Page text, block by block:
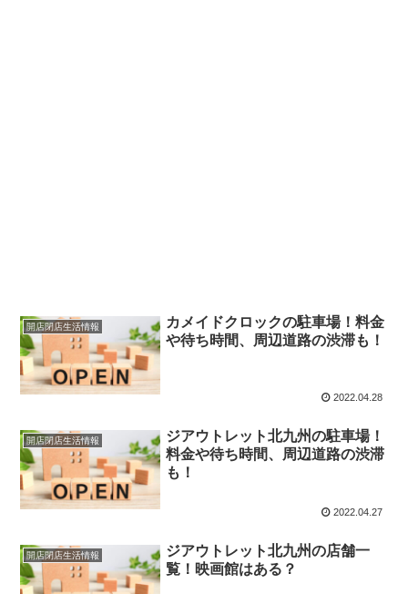
開店閉店生活情報
カメイドクロックの駐車場！料金
や待ち時間、周辺道路の渋滞も！
2022.04.28
開店閉店生活情報
ジアウトレット北九州の駐車場！
料金や待ち時間、周辺道路の渋滞
も！
2022.04.27
開店閉店生活情報
ジアウトレット北九州の店舗一
覧！映画館はある？